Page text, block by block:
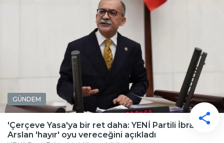
GÜNDEM
'Çerçeve Yasa'ya bir ret daha: YENİ Partili İbrahim
Arslan 'hayır' oyu vereceğini açıkladı